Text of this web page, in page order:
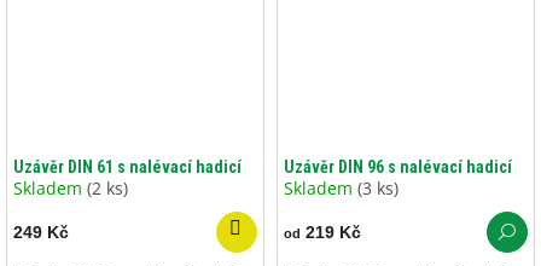
Uzávěr DIN 61 s nalévací hadicí
Skladem (2 ks)
249 Kč
Uzávěr DIN 96 s nalévací hadicí
Skladem (3 ks)
od 219 Kč